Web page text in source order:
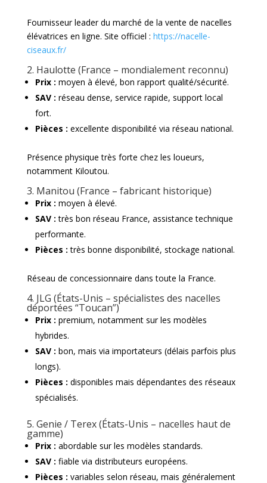
Fournisseur leader du marché de la vente de nacelles
élévatrices en ligne. Site officiel : https://nacelle-
ciseaux.fr/
2. Haulotte (France – mondialement reconnu)
Prix : moyen à élevé, bon rapport qualité/sécurité.
SAV : réseau dense, service rapide, support local
fort.
Pièces : excellente disponibilité via réseau national.
Présence physique très forte chez les loueurs,
notamment Kiloutou.
3. Manitou (France – fabricant historique)
Prix : moyen à élevé.
SAV : très bon réseau France, assistance technique
performante.
Pièces : très bonne disponibilité, stockage national.
Réseau de concessionnaire dans toute la France.
4. JLG (États-Unis – spécialistes des nacelles
déportées “Toucan”)
Prix : premium, notamment sur les modèles
hybrides.
SAV : bon, mais via importateurs (délais parfois plus
longs).
Pièces : disponibles mais dépendantes des réseaux
spécialisés.
5. Genie / Terex (États-Unis – nacelles haut de
gamme)
Prix : abordable sur les modèles standards.
SAV : fiable via distributeurs européens.
Pièces : variables selon réseau, mais généralement